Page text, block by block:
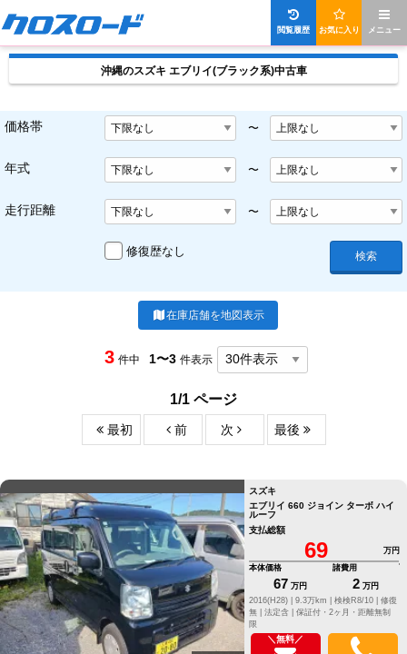
メニュー
お気に入り
閲覧履歴
沖縄のスズキ エブリイ(ブラック系)中古車
価格帯 〜
年式 〜
走行距離 〜
修復歴なし 検索
在庫店舗を地図表示
3 件中 1〜3 件表示
1/1 ページ
最初 前 次 最後
スズキ
エブリイ 660 ジョイン ターボ ハイ
ルーフ
支払総額
69
万円
本体価格
67 万円
諸費用
2 万円
2016(H28) |
9.3万km | 検検R8/10 | 修復
無 | 法定含 | 保証付・2ヶ月・距離無制
限
＼無料／